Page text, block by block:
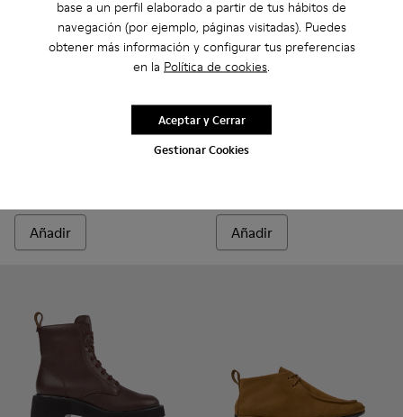
base a un perfil elaborado a partir de tus hábitos de
navegación (por ejemplo, páginas visitadas). Puedes
obtener más información y configurar tus preferencias
en la Política de cookies.
Gestionar Cookies
Aceptar y Cerrar
Peu Terreno - K400813-003 - Botines de nobuk marrón
Peu Terreno - K400813-002
Peu Terreno - K400813-001
Añadir
Pix Berlin - K400808-001 -
Pix Berlin -
Añadir